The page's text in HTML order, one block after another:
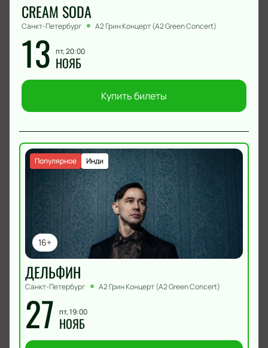
CREAM SODA
Санкт-Петербург А2 Грин Концерт (A2 Green Concert)
13 пт, 20:00
НОЯБ
Купить билеты
16+
Инди
Популярное
ДЕЛЬФИН
Санкт-Петербург А2 Грин Концерт (A2 Green Concert)
27 пт, 19:00
НОЯБ